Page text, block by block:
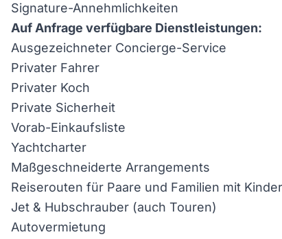
Signature-Annehmlichkeiten
Auf Anfrage verfügbare Dienstleistungen:
Ausgezeichneter Concierge-Service
Privater Fahrer
Privater Koch
Private Sicherheit
Vorab-Einkaufsliste
Yachtcharter
Maßgeschneiderte Arrangements
Reiserouten für Paare und Familien mit
Jet & Hubschrauber (auch Touren)
Autovermietung